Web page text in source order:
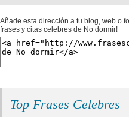
Añade esta dirección a tu blog, web o
frases y citas celebres de No dormir!
Top Frases Celebres